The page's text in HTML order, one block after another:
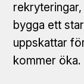
bygga ett
uppskattar
kommer öka.